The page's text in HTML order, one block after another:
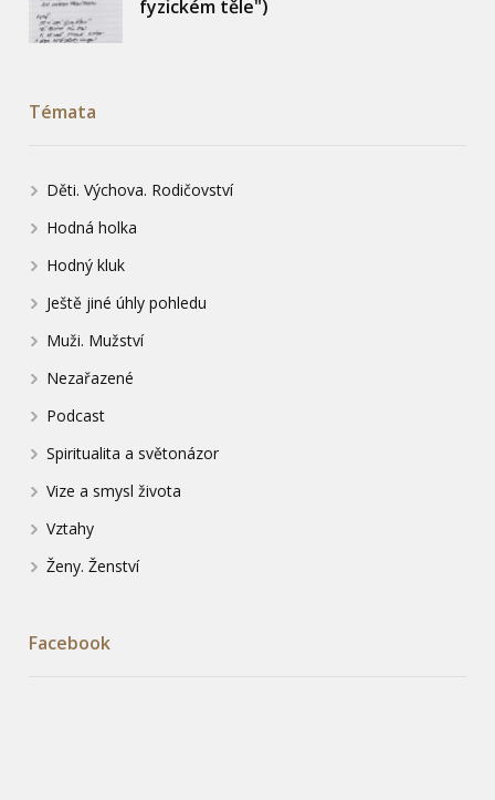
fyzickém těle")
Témata
Děti. Výchova. Rodičovství
Hodná holka
Hodný kluk
Ještě jiné úhly pohledu
Muži. Mužství
Nezařazené
Podcast
Spiritualita a světonázor
Vize a smysl života
Vztahy
Ženy. Ženství
Facebook